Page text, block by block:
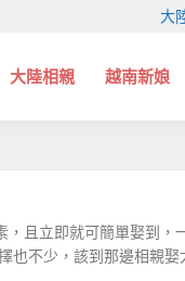
大
大陸相親 越南新娘
且立即就可簡單娶到，
不少，該到那邊相親娶